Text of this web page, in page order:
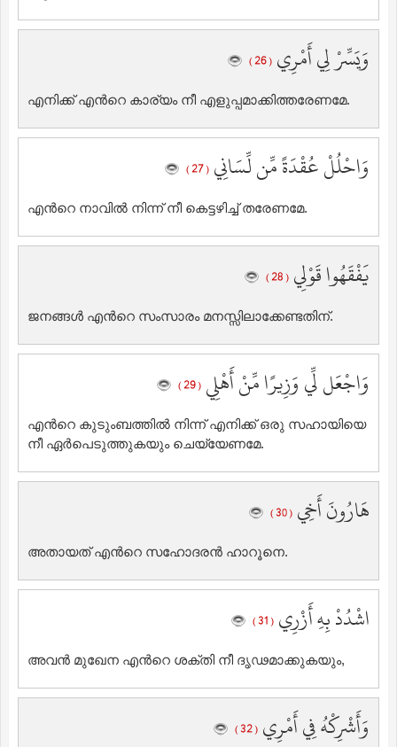
وَيَسِّرْ لِي أَمْرِي ( 26 )
എനിക്ക് എന്‍റെ കാര്യം നീ എളുപ്പമാക്കിത്തരേണമേ.
وَاحْلُلْ عُقْدَةً مِّن لِّسَانِي ( 27 )
എന്‍റെ നാവില്‍ നിന്ന് നീ കെട്ടഴിച്ച് തരേണമേ.
يَفْقَهُوا قَوْلِي ( 28 )
ജനങ്ങള്‍ എന്‍റെ സംസാരം മനസ്സിലാക്കേണ്ടതിന്‌.
وَاجْعَل لِّي وَزِيرًا مِّنْ أَهْلِي ( 29 )
എന്‍റെ കുടുംബത്തില്‍ നിന്ന് എനിക്ക് ഒരു സഹായിയെ
നീ ഏര്‍പെടുത്തുകയും ചെയ്യേണമേ.
هَارُونَ أَخِي ( 30 )
അതായത് എന്‍റെ സഹോദരന്‍ ഹാറൂനെ.
اشْدُدْ بِهِ أَزْرِي ( 31 )
അവന്‍ മുഖേന എന്‍റെ ശക്തി നീ ദൃഢമാക്കുകയും,
وَأَشْرِكْهُ فِي أَمْرِي ( 32 )